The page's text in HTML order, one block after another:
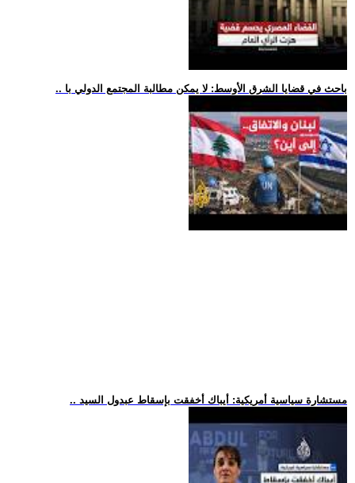
.. باحث في قضايا الشرق الأوسط: لا يمكن مطالبة المجتمع الدولي با
.. مستشارة سياسية أمريكية: أيباك أخفقت بإسقاط عبدول السيد